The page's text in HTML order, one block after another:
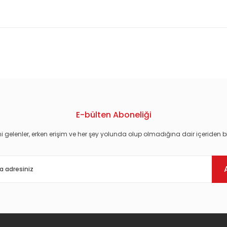
E-bülten Aboneliği
gelenler, erken erişim ve her şey yolunda olup olmadığına dair içeriden